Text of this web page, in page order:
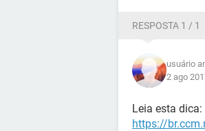
RESPOSTA 1 / 1
usuário
2 ago
Leia esta dica:
https://